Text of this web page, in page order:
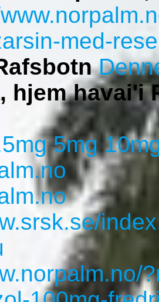
med-
hjem havai'i
5mg